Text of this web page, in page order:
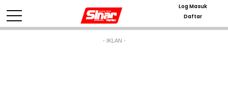
Log Masuk
Daftar
- IKLAN -